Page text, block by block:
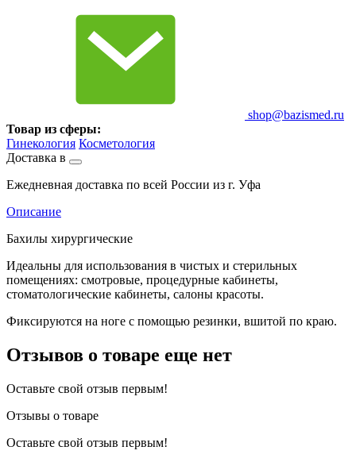
shop@bazismed.ru
Товар из сферы:
Гинекология Косметология
Доставка в
Ежедневная доставка по всей России из г. Уфа
Описание
Бахилы хирургические
Идеальны для использования в чистых и стерильных
помещениях: смотровые, процедурные кабинеты,
стоматологические кабинеты, салоны красоты.
Фиксируются на ноге с помощью резинки, вшитой по краю.
Отзывов о товаре еще нет
Оставьте свой отзыв первым!
Отзывы о товаре
Оставьте свой отзыв первым!